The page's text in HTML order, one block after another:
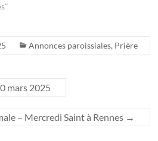
Annonces paroissiales, Prière
mars 2025
– Mercredi Saint à Rennes →